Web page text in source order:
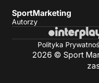
SportMarketing
Autorzy
Polityka
2026 © Sport